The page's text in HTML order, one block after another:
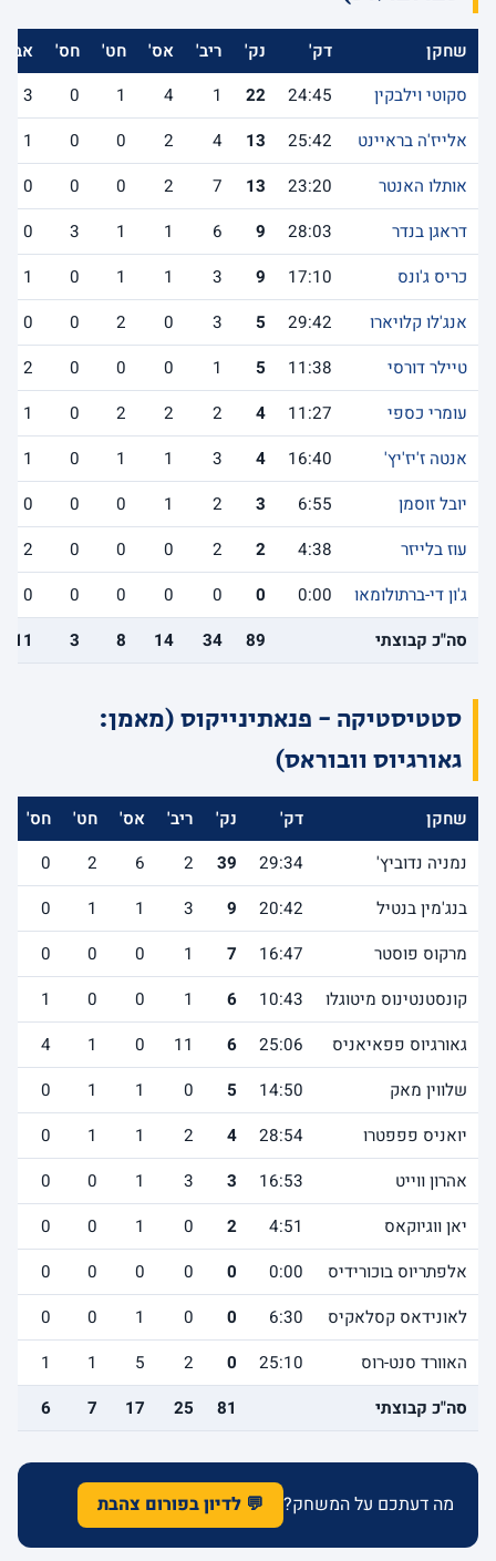
שחקן דק' נק' ריב' אס' חט' חס'
אב'
סקוטי וילבקין
24:45
22
1
4
1
0
3
אלייז'ה בראיינט
25:42
13
4
2
0
0
1
אותלו האנטר
23:20
13
7
2
0
0
0
דראגן בנדר
28:03
9
6
1
1
3
0
כריס ג'ונס
17:10
9
3
1
1
0
1
אנג'לו קלויארו
29:42
5
3
0
2
0
0
טיילר דורסי
11:38
5
1
0
0
0
2
עומרי כספי
11:27
4
2
2
2
0
1
אנטה ז'יז'יץ'
16:40
4
3
1
1
0
1
יובל זוסמן
6:55
3
2
1
0
0
0
עוז בלייזר
4:38
2
2
0
0
0
2
ג'ון די-ברתולומאו
0:00
0
0
0
0
0
0
סה"כ קבוצתי
89
34
14
8
3
11
סטטיסטיקה - פנאתינייקוס (מאמן:
גאורגיוס וובוראס)
שחקן דק' נק' ריב' אס' חט' חס'
נמניה נדוביץ'
29:34
39
2
6
2
0
בנג'מין בנטיל
20:42
9
3
1
1
0
מרקוס פוסטר
16:47
7
1
0
0
0
קונסטנטינוס מיטוגלו
10:43
6
1
0
0
1
גאורגיוס פפאיאניס
25:06
6
11
0
1
4
שלווין מאק
14:50
5
0
1
1
0
יואניס פפפטרו
28:54
4
2
1
1
0
אהרון ווייט
16:53
3
3
1
0
0
יאן ווגיוקאס
4:51
2
0
1
0
0
אלפתריוס בוכורידיס
0:00
0
0
0
0
0
לאונידאס קסלאקיס
6:30
0
0
1
0
0
האוורד סנט-רוס
25:10
0
2
5
1
1
סה"כ קבוצתי
81
25
17
7
6
מה דעתכם על המשחק? 💬 לדיון בפורום צהבת